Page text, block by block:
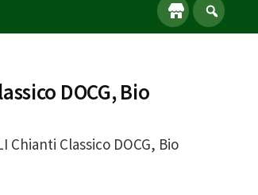
DOCG, Bio
Chianti Classico DOCG, Bio